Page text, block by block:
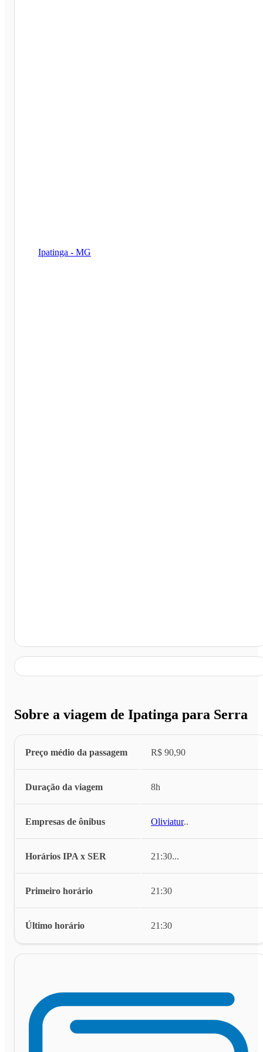
Ipatinga - MG
Sobre a viagem de Ipatinga para Serra
Preço médio da passagem R$ 90,90
Duração da viagem 8h
Empresas de ônibus Oliviatur...
Horários IPA x SER 21:30...
Primeiro horário 21:30
Último horário 21:30